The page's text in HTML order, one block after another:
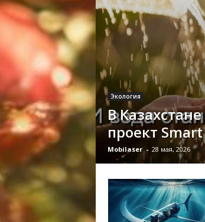
Экология
В
проект
Mobilaser - 28 мая, 2026